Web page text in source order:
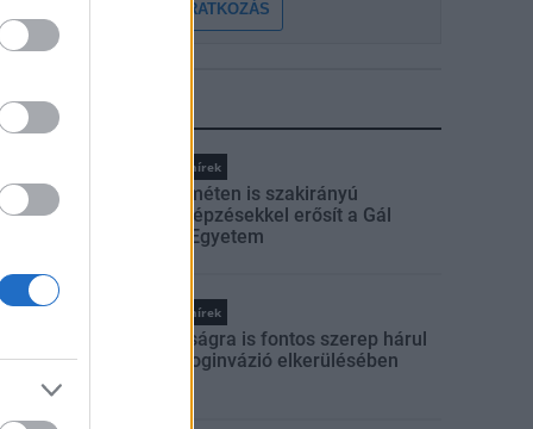
FELIRATKOZÁS
Országos hírek
Kecskeméten is szakirányú
továbbképzésekkel erősít a Gál
Ferenc Egyetem
Országos hírek
A lakosságra is fontos szerep hárul
a szúnyoginvázió elkerülésében